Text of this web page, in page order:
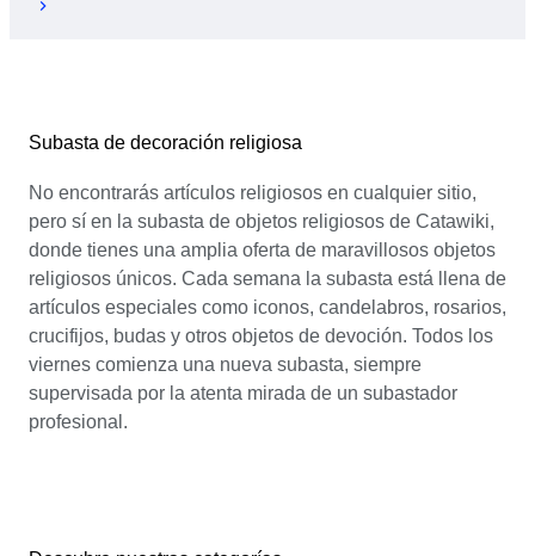
Subasta de decoración religiosa
No encontrarás artículos religiosos en cualquier sitio,
pero sí en la subasta de objetos religiosos de Catawiki,
donde tienes una amplia oferta de maravillosos objetos
religiosos únicos. Cada semana la subasta está llena de
artículos especiales como iconos, candelabros, rosarios,
crucifijos, budas y otros objetos de devoción. Todos los
viernes comienza una nueva subasta, siempre
supervisada por la atenta mirada de un subastador
profesional.